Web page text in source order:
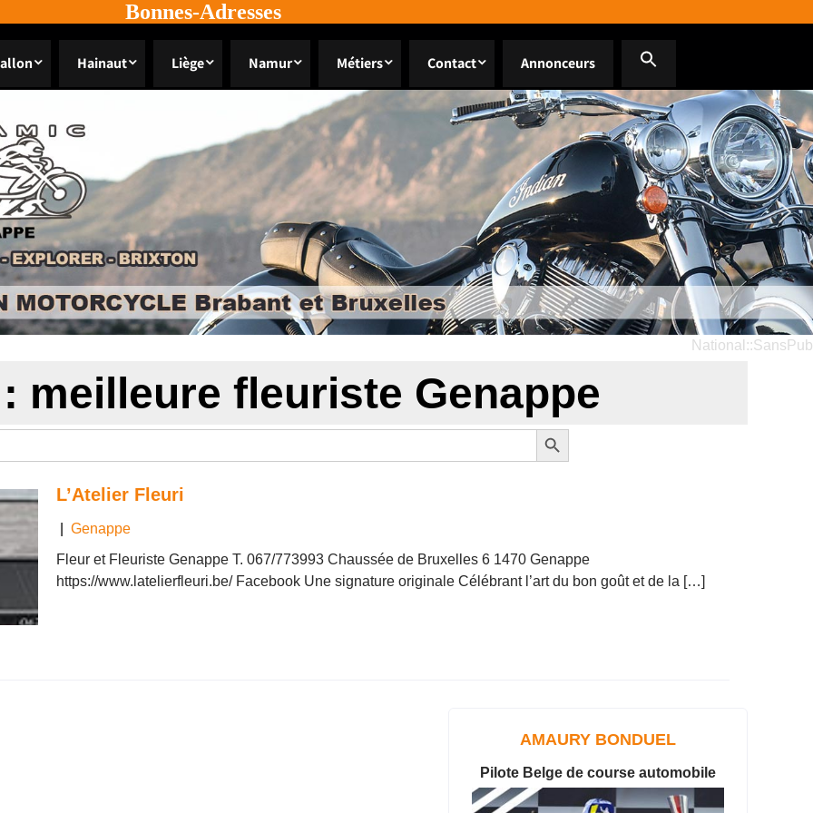
Bonnes-Adresses
Hainaut Liège Namur Métiers Contact Annonceurs
National::SansPub
meilleure fleuriste Genappe
Search Button
L’Atelier Fleuri
Genappe
Fleur et Fleuriste Genappe T. 067/773993 Chaussée de Bruxelles 6 1470 Genappe
https://www.latelierfleuri.be/ Facebook Une signature originale Célébrant l’art du bon goût et de la […]
AMAURY BONDUEL
Pilote Belge de course automobile